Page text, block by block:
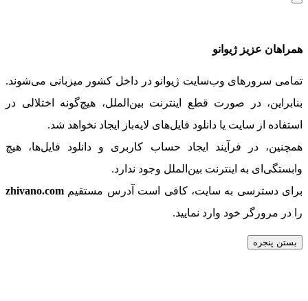
همراهان عزیز ژیوانو
تمامی سرورهای وب‌سایت ژیوانو در داخل کشور میزبانی می‌شوند.
بنابراین، در صورت قطع اینترنت بین‌الملل، هیچ‌گونه اختلالی در
استفاده از سایت یا دانلود فایل‌های لایه‌باز ایجاد نخواهد شد.
همچنین، در فرآیند ایجاد حساب کاربری و دانلود فایل‌ها، هیچ
وابستگی‌ای به اینترنت بین‌الملل وجود ندارد.
برای دسترسی به سایت، کافی است آدرس مستقیم zhivano.com
را در مرورگر خود وارد نمایید.
بستن پنجره